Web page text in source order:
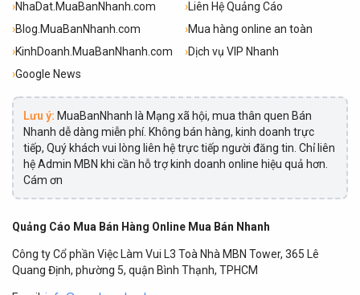
›NhaDat.MuaBanNhanh.com
›Blog.MuaBanNhanh.com
›KinhDoanh.MuaBanNhanh.com
›Google News
›Liên Hệ Quảng Cáo
›Mua hàng online an toàn
›Dịch vụ VIP Nhanh
Lưu ý: MuaBanNhanh là Mạng xã hội, mua thân quen Bán
Nhanh dễ dàng miễn phí. Không bán hàng, kinh doanh trực
tiếp, Quý khách vui lòng liên hệ trực tiếp người đăng tin. Chỉ liên
hệ Admin MBN khi cần hỗ trợ kinh doanh online hiệu quả hơn.
Cám ơn
Quảng Cáo Mua Bán Hàng Online Mua Bán Nhanh
Công ty Cổ phần Việc Làm Vui L3 Toà Nhà MBN Tower, 365 Lê
Quang Định, phường 5, quận Bình Thạnh, TPHCM